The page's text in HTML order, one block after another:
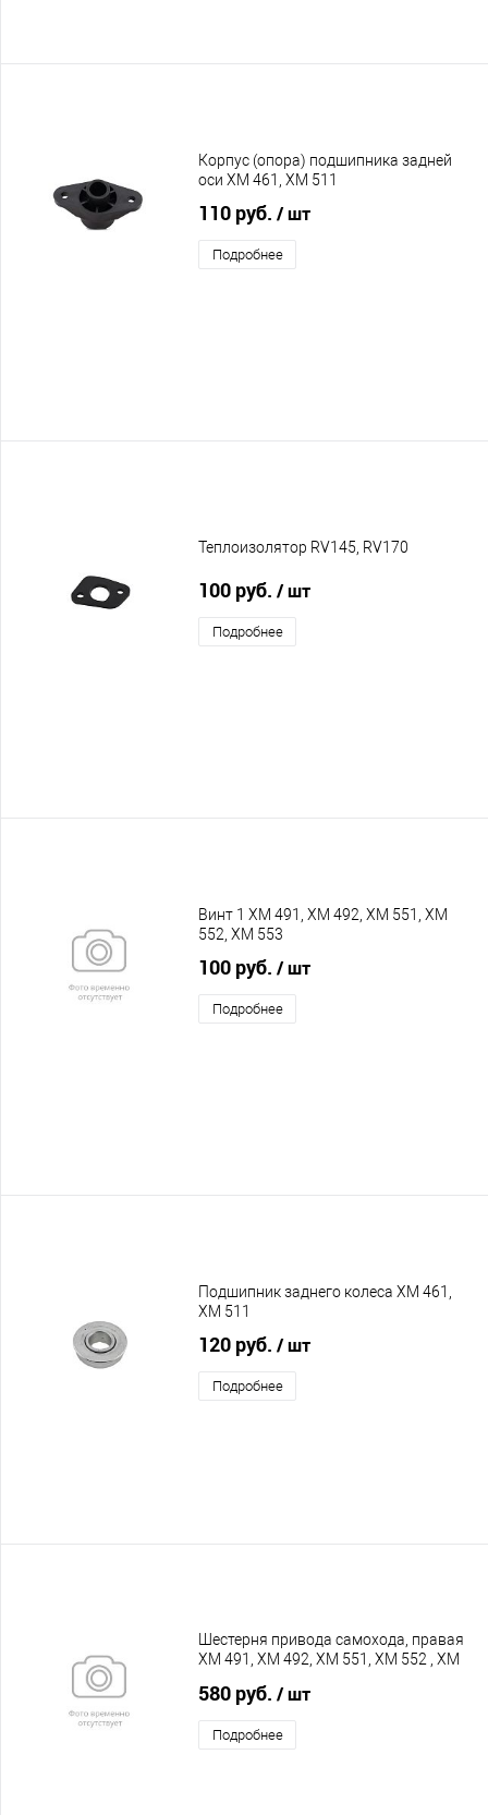
Корпус (опора) подшипника задней
оси XM 461, XM 511
110 руб. / шт
Подробнее
Теплоизолятор RV145, RV170
100 руб. / шт
Подробнее
Винт 1 XM 491, XM 492, XM 551, XM
552, XM 553
100 руб. / шт
Подробнее
Подшипник заднего колеса XM 461,
XM 511
120 руб. / шт
Подробнее
Шестерня привода самохода, правая
XM 491, XM 492, XM 551, XM 552 , XM
580 руб. / шт
Подробнее